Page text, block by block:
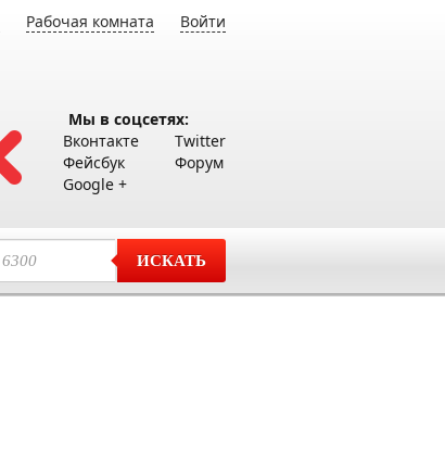
Рабочая комната Войти
Мы в соцсетях:
Вконтакте
Фейсбук
Google +
Twitter
Форум
ИСКАТЬ